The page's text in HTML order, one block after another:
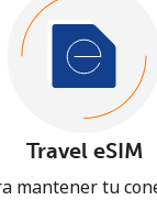
Travel eSIM
mantener tu